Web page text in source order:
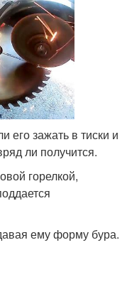
его зажать в тиски и
ли получится.
горелкой,
ему форму бура.